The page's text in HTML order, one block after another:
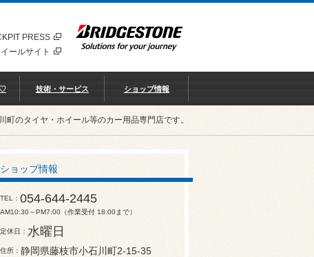
PRESS
ールサイト
♡ 技術・サービス ショップ情報
のタイヤ・ホイール等のカー用品専門店です。
ショップ情報
TEL 054-644-2445
AM10:30～PM7:00（作業受付 18:00まで）
定休日 水曜日
住所 静岡県藤枝市小石川町2-15-35